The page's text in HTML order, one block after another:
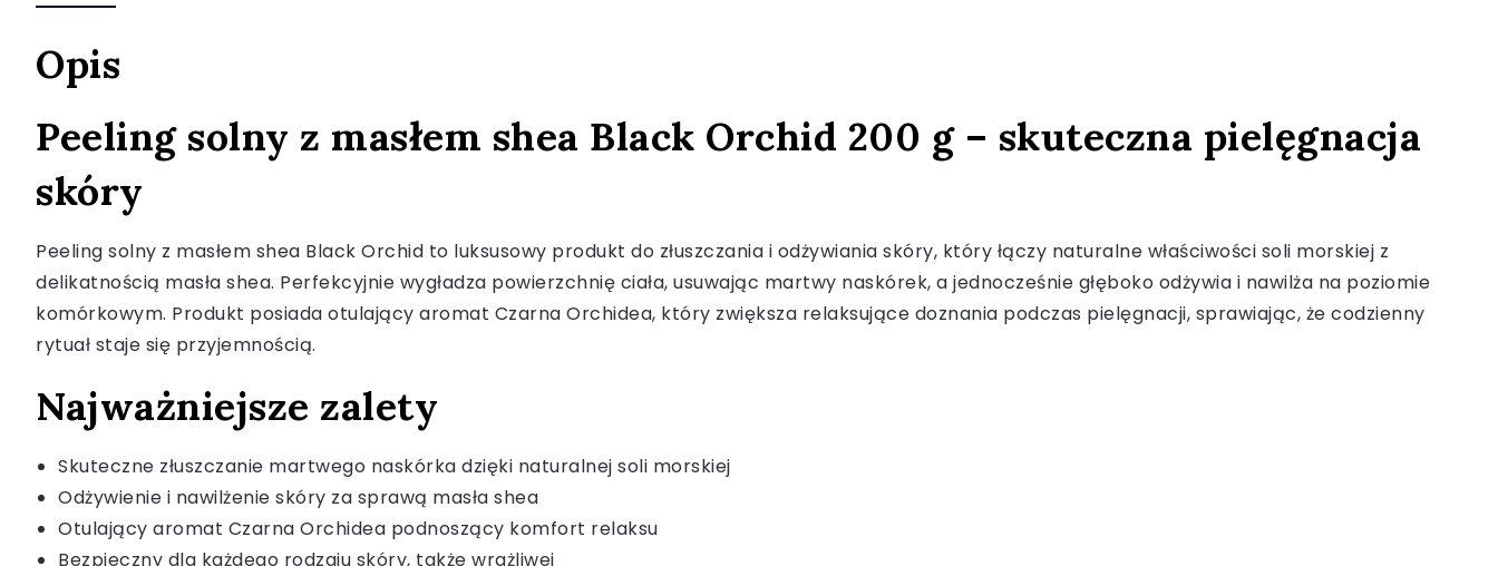
Opis
Peeling solny z masłem shea Black Orchid 200 g – skuteczna pielęgnacja
skóry
Peeling solny z masłem shea Black Orchid to luksusowy produkt do złuszczania i odżywiania skóry, który łączy naturalne właściwości soli morskiej z
delikatnością masła shea. Perfekcyjnie wygładza powierzchnię ciała, usuwając martwy naskórek, a jednocześnie głęboko odżywia i nawilża na poziomie
komórkowym. Produkt posiada otulający aromat Czarna Orchidea, który zwiększa relaksujące doznania podczas pielęgnacji, sprawiając, że codzienny
rytuał staje się przyjemnością.
Najważniejsze zalety
Skuteczne złuszczanie martwego naskórka dzięki naturalnej soli morskiej
Odżywienie i nawilżenie skóry za sprawą masła shea
Otulający aromat Czarna Orchidea podnoszący komfort relaksu
Bezpieczny dla każdego rodzaju skóry, także wrażliwej